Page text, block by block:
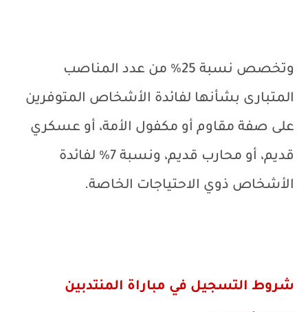
وتخصص نسبة 25% من عدد المناصب
المتبارى بشأنها لفائدة الأشخاص المتوفرين
على صفة مقاوم أو مكفول الأمة، أو عسكري
قديم، أو محارب قديم، ونسبة 7% لفائدة
الأشخاص ذوي الاحتياجات الخاصة.
شروط التسجيل في مباراة المنتدبين